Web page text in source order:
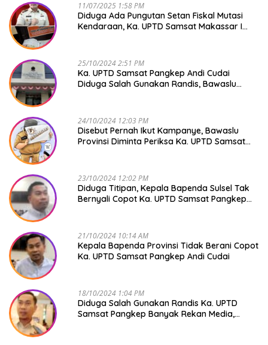
11/07/2025 1:58 PM
Diduga Ada Pungutan Setan Fiskal Mutasi
Kendaraan, Ka. UPTD Samsat Makassar I
25/10/2024 2:51 PM
Ka. UPTD Samsat Pangkep Andi Cudai
Diduga Salah Gunakan Randis, Bawaslu
24/10/2024 12:03 PM
Disebut Pernah Ikut Kampanye, Bawaslu
Provinsi Diminta Periksa Ka. UPTD Samsat
23/10/2024 12:02 PM
Diduga Titipan, Kepala Bapenda Sulsel Tak
Bernyali Copot Ka. UPTD Samsat Pangkep
21/10/2024 10:14 AM
Kepala Bapenda Provinsi Tidak Berani Copot
Ka. UPTD Samsat Pangkep Andi Cudai
18/10/2024 1:04 PM
Diduga Salah Gunakan Randis Ka. UPTD
Samsat Pangkep Banyak Rekan Media,